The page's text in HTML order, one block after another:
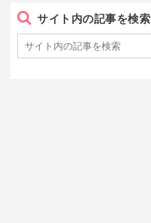
サイト内の記事を検索